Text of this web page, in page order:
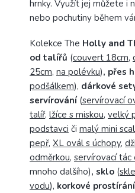
hrnky. Využít jej můžete i
nebo pochutiny během
Kolekce The Holly and
od talířů (couvert 18cm,
25cm, na polévku), přes
podšálkem), dárkové
servírování (servírovací
talíř, lžíce s miskou, velký
podstavci či malý mini
pepř, XL ovál s úchopy,
odměrkou, servírovací tác
mnoho dalšího), sklo (
vodu), korkové prostírání